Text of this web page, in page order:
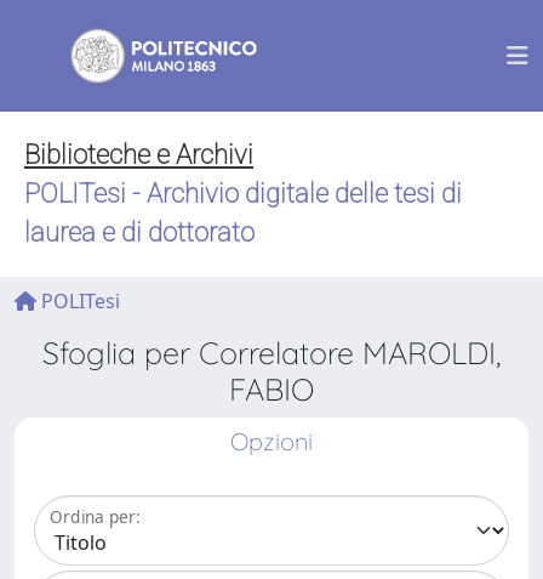
Biblioteche e Archivi
POLITesi - Archivio digitale delle tesi di
laurea e di dottorato
POLITesi
Sfoglia per Correlatore MAROLDI,
FABIO
Opzioni
Ordina per: